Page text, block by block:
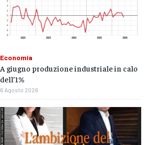
Economia
A giugno produzione industriale in calo
dell’1%
6 Agosto 2026